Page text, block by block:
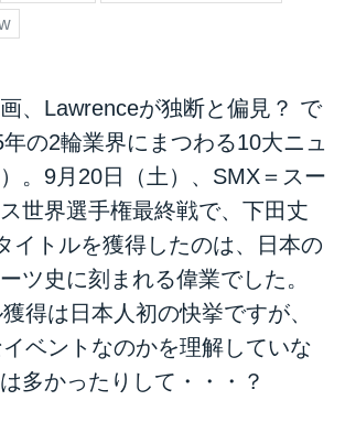
、Lawrenceが独断と偏見？ で
の2輪業界にまつわる10大ニュ
。9月20日（土）、SMX＝スー
世界選手権最終戦で、下田丈
イトルを獲得したのは、日本の
ツ史に刻まれる偉業でした。
得は日本人初の快挙ですが、
ベントなのかを理解していな
多かったりして・・・？